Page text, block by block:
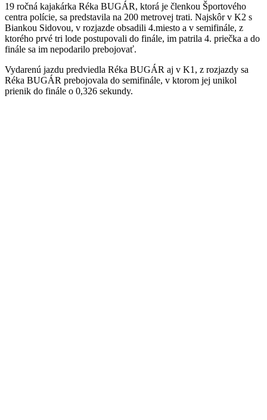
19 ročná kajakárka Réka BUGÁR, ktorá je členkou Športového
centra polície, sa predstavila na 200 metrovej trati. Najskôr v K2 s
Biankou Sidovou, v rozjazde obsadili 4.miesto a v semifinále, z
ktorého prvé tri lode postupovali do finále, im patrila 4. priečka a do
finále sa im nepodarilo prebojovať.
Vydarenú jazdu predviedla Réka BUGÁR aj v K1, z rozjazdy sa
Réka BUGÁR prebojovala do semifinále, v ktorom jej unikol
prienik do finále o 0,326 sekundy.